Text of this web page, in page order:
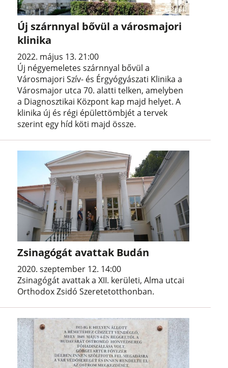
Új szárnnyal bővül a városmajori
klinika
2022. május 13. 21:00
Új négyemeletes szárnnyal bővül a
Városmajori Szív- és Érgyógyászati Klinika a
Városmajor utca 70. alatti telken, amelyben
a Diagnosztikai Központ kap majd helyet. A
klinika új és régi épülettömbjét a tervek
szerint egy híd köti majd össze.
Zsinagógát avattak Budán
2020. szeptember 12. 14:00
Zsinagógát avattak a XII. kerületi, Alma utcai
Orthodox Zsidó Szeretetotthonban.